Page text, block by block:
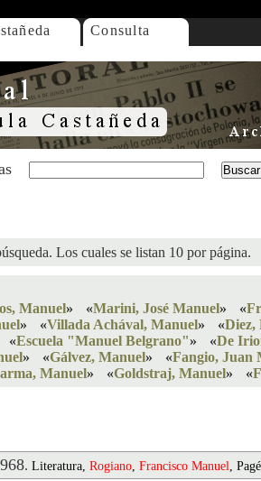
Consulta
Los cuales se listan 10 por página.
Manuel» «Marini, José Manuel» «
» «Villada Achával, Manuel» «Diez,
«Escuela "Manuel Belgrano"» «De
» «Gálvez, Manuel» «Fangio, Juan
Manuel» «Goldstraj, Manuel» «
. Literatura, Rogiano, Francisco Manuel,